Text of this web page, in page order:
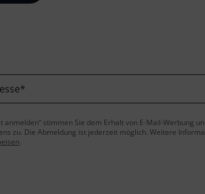
*
anmelden“ stimmen Sie dem Erhalt von E-Mail-Werbung
zu. Die Abmeldung ist jederzeit möglich. Weitere
.